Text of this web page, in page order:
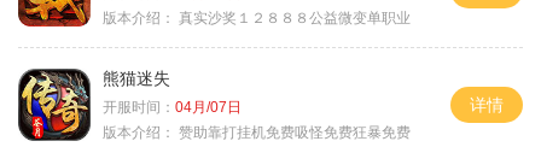
版本介绍： 真实沙奖１２８８８公益微变单职业
熊猫迷失
开服时间： 04月/07日
版本介绍： 赞助靠打挂机免费吸怪免费狂暴免费
详情